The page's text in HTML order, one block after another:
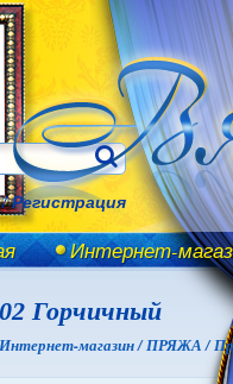
Регистрация
Интернет-
02 Горчичный
Интернет-магазин /ПРЯЖА /